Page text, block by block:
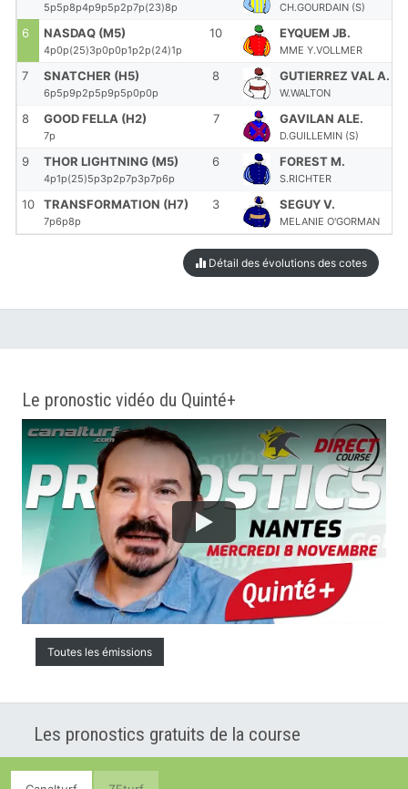
5p5p8p4p9p5p2p7p(23)8p CH.GOURDAIN (S)
6 NASDAQ (M5)
4p0p(25)3p0p0p1p2p(24)1p
10 EYQUEM JB.
MME Y.VOLLMER
7 SNATCHER (H5)
6p5p9p2p5p9p5p0p0p
8 GUTIERREZ VAL A.
W.WALTON
8 GOOD FELLA (H2)
7p
7 GAVILAN ALE.
D.GUILLEMIN (S)
9 THOR LIGHTNING (M5)
4p1p(25)5p3p2p7p3p7p6p
6 FOREST M.
S.RICHTER
10 TRANSFORMATION (H7)
7p6p8p
3 SEGUY V.
MELANIE O'GORMAN
Détail des évolutions des cotes
Le pronostic vidéo du Quinté+
Toutes les émissions
Les pronostics gratuits de la course